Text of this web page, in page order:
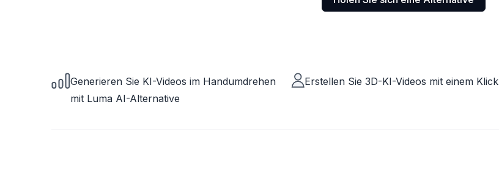
Generieren Sie KI-Videos im Handumdrehen
mit Luma AI-Alternative
Erstellen Sie 3D-KI-Videos mit einem Klick